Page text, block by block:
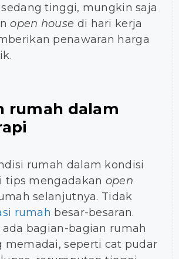
tinggi, mungkin saja
open house di hari kerja
penawaran harga
rumah dalam
rumah dalam kondisi
tips mengadakan open
selanjutnya. Tidak
rumah besar-besaran.
bagian-bagian rumah
memadai, seperti cat pudar